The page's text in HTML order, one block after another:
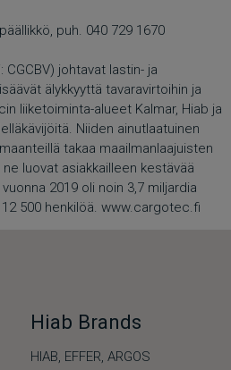
puh. 040 729 1670
johtavat lastin- ja
älykkyyttä tavaravirtoihin ja
liiketoiminta-alueet Kalmar, Hiab ja
Niiden ainutlaatuinen
takaa maailmanlaajuisten
luovat asiakkailleen kestävää
2019 oli noin 3,7 miljardia
500 henkilöä. www.cargotec.fi
Hiab Brands
HIAB, EFFER, ARGOS